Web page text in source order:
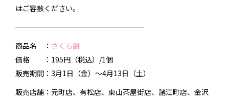
はご容赦ください。
──────────────────
商品名 ： さくら餅
価格 ：195円（税込）/1個
販売期間：3月1日（金）～4月13日（土）
販売店舗：元町店、有松店、東山茶屋街店、諸江町店、金沢